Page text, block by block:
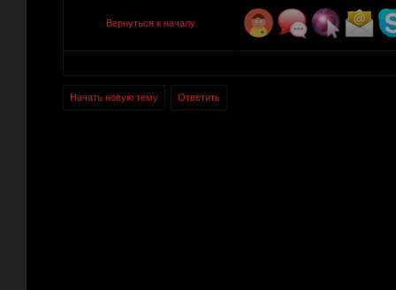
Вернуться к началу
Начать новую тему Ответить